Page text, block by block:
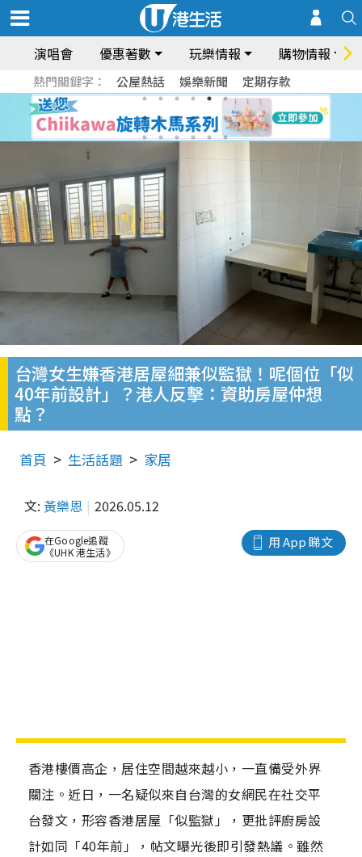
演唱會 優惠著數 玩樂情報 購物情報
熱門關鍵字： 公屋熱話 娛樂新聞 定期存款
台灣女生嫌香港居屋細兼似監獄！呢個位「似
40年前設計」？港人反擊：資助房屋仲想
點？
首頁 生活話題 家居
文: 黃樂恩 2026.05.12
用 App 睇文
在Google追蹤
《UHK 港生活》
香港樓價高企，居住空間越來越小，一直備受外界
關注。近日，一名疑似來自台灣的女網民在社交平
台發文，形容香港居屋「似監獄」，更批評廚房設
計如同「40年前」，帖文曝光後即引發熱議。雖然